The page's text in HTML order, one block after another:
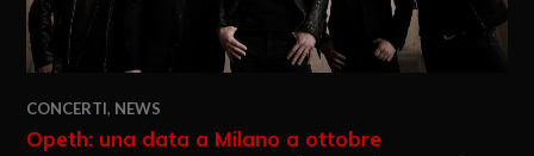
CONCERTI, NEWS
Opeth: una data a Milano a ottobre